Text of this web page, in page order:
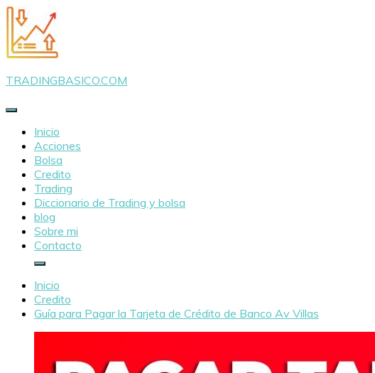
Saltar
al
contenido
TRADINGBASICO.COM
Inicio
Acciones
Bolsa
Credito
Trading
Diccionario de Trading y bolsa
blog
Sobre mi
Contacto
Inicio
Credito
Guía para Pagar la Tarjeta de Crédito de Banco Av Villas